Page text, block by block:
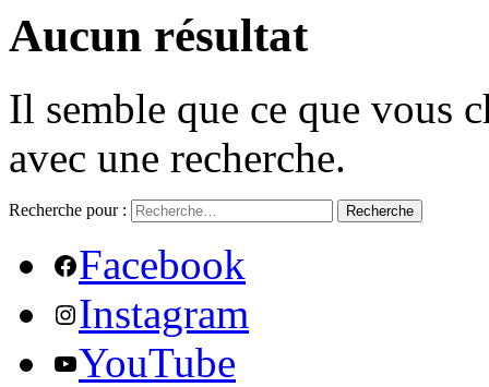
Aucun résultat
Il semble que ce que vous
avec une recherche.
Recherche pour : Recherche
Facebook
Instagram
YouTube